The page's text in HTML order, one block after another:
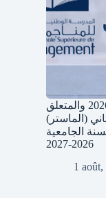
إعلان رقم 2026/001 المؤرخ في 01 أوت 2026 والمتعلق
(الماستر)
الجامعية
2026-2027
1